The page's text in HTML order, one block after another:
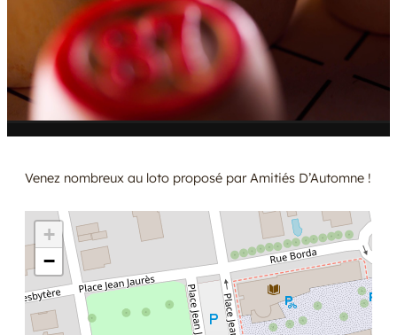
Venez nombreux au loto proposé par Amitiés D’Automne !
+
−